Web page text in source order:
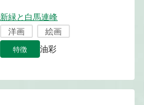
新緑と白馬連峰
洋画
絵画
特徴 油彩